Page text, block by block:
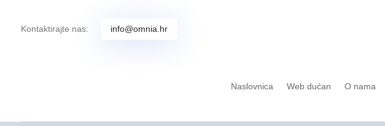
Kontaktirajte nas: info@omnia.hr
Naslovnica Web dućan O nama